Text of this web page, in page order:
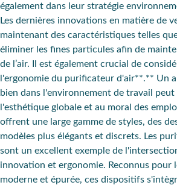
également dans leur stratégie
Les dernières innovations en matière de
maintenant des caractéristiques telles
éliminer les fines particules afin de
de l’air. Il est également crucial de
l'ergonomie du purificateur d'air**.** Un
bien dans l'environnement de travail
l'esthétique globale et au moral des
offrent une large gamme de styles, des
modèles plus élégants et discrets. Les
sont un excellent exemple de
innovation et ergonomie. Reconnus pour
moderne et épurée, ces dispositifs